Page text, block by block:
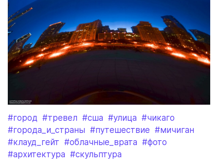
#город #тревел #сша #улица #чикаго
#города_и_страны #путешествие #мичиган
#клауд_гейт #облачные_врата #фото
#архитектура #скульптура